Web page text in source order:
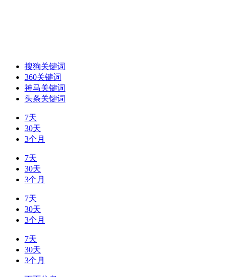
搜狗关键词
360关键词
神马关键词
头条关键词
7天
30天
3个月
7天
30天
3个月
7天
30天
3个月
7天
30天
3个月